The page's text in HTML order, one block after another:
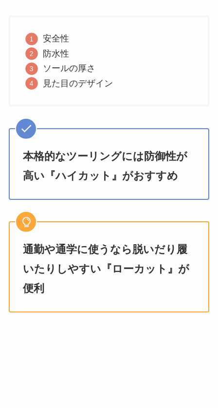
安全性
防水性
ソールの厚さ
見た目のデザイン
本格的なツーリングには防御性が
高い『ハイカット』がおすすめ
通勤や通学に使うなら脱いだり履
いたりしやすい『ローカット』が
便利